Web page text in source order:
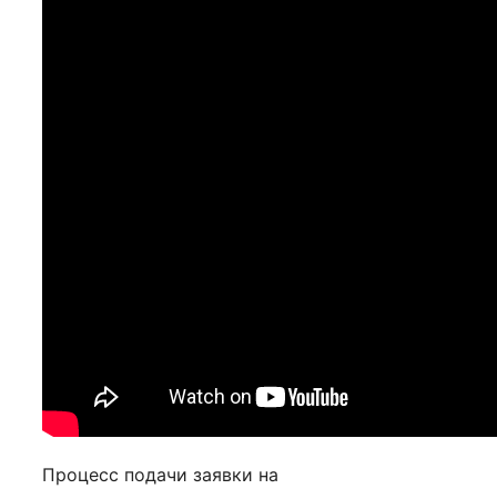
Процесс подачи заявки на